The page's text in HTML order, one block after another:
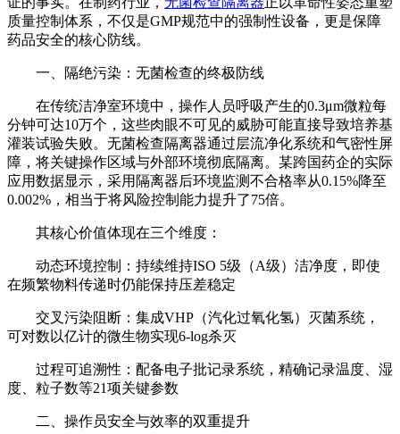
质量控制体系，不仅是GMP规范中的强制性设备，更是保障
药品安全的核心防线。
一、隔绝污染：无菌检查的终极防线
在传统洁净室环境中，操作人员呼吸产生的0.3μm微粒每
分钟可达10万个，这些肉眼不可见的威胁可能直接导致培养基
灌装试验失败。无菌检查隔离器通过层流净化系统和气密性屏
障，将关键操作区域与外部环境彻底隔离。某跨国药企的实际
应用数据显示，采用隔离器后环境监测不合格率从0.15%降至
0.002%，相当于将风险控制能力提升了75倍。
其核心价值体现在三个维度：
动态环境控制：持续维持ISO 5级（A级）洁净度，即使
在频繁物料传递时仍能保持压差稳定
交叉污染阻断：集成VHP（汽化过氧化氢）灭菌系统，
可对数以亿计的微生物实现6-log杀灭
过程可追溯性：配备电子批记录系统，精确记录温度、湿
度、粒子数等21项关键参数
二、操作员安全与效率的双重提升